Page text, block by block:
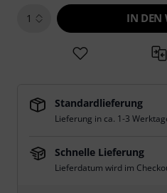
1 IN DEN
Standardlieferung
Lieferung in ca. 1-3
Schnelle Lieferung
Lieferdatum wird im